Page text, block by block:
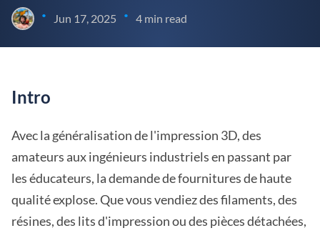
• Jun 17, 2025 • 4 min read
Intro
Avec la généralisation de l'impression 3D, des
amateurs aux ingénieurs industriels en passant par
les éducateurs, la demande de fournitures de haute
qualité explose. Que vous vendiez des filaments, des
résines, des lits d'impression ou des pièces détachées,